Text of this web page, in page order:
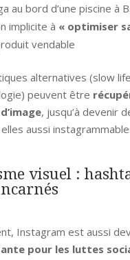
au bord d’une piscine à
implicite à « optimiser
vendable
alternatives (slow
peuvent être
, jusqu’à devenir
aussi
visuel :
Instagram est aussi
pour les luttes